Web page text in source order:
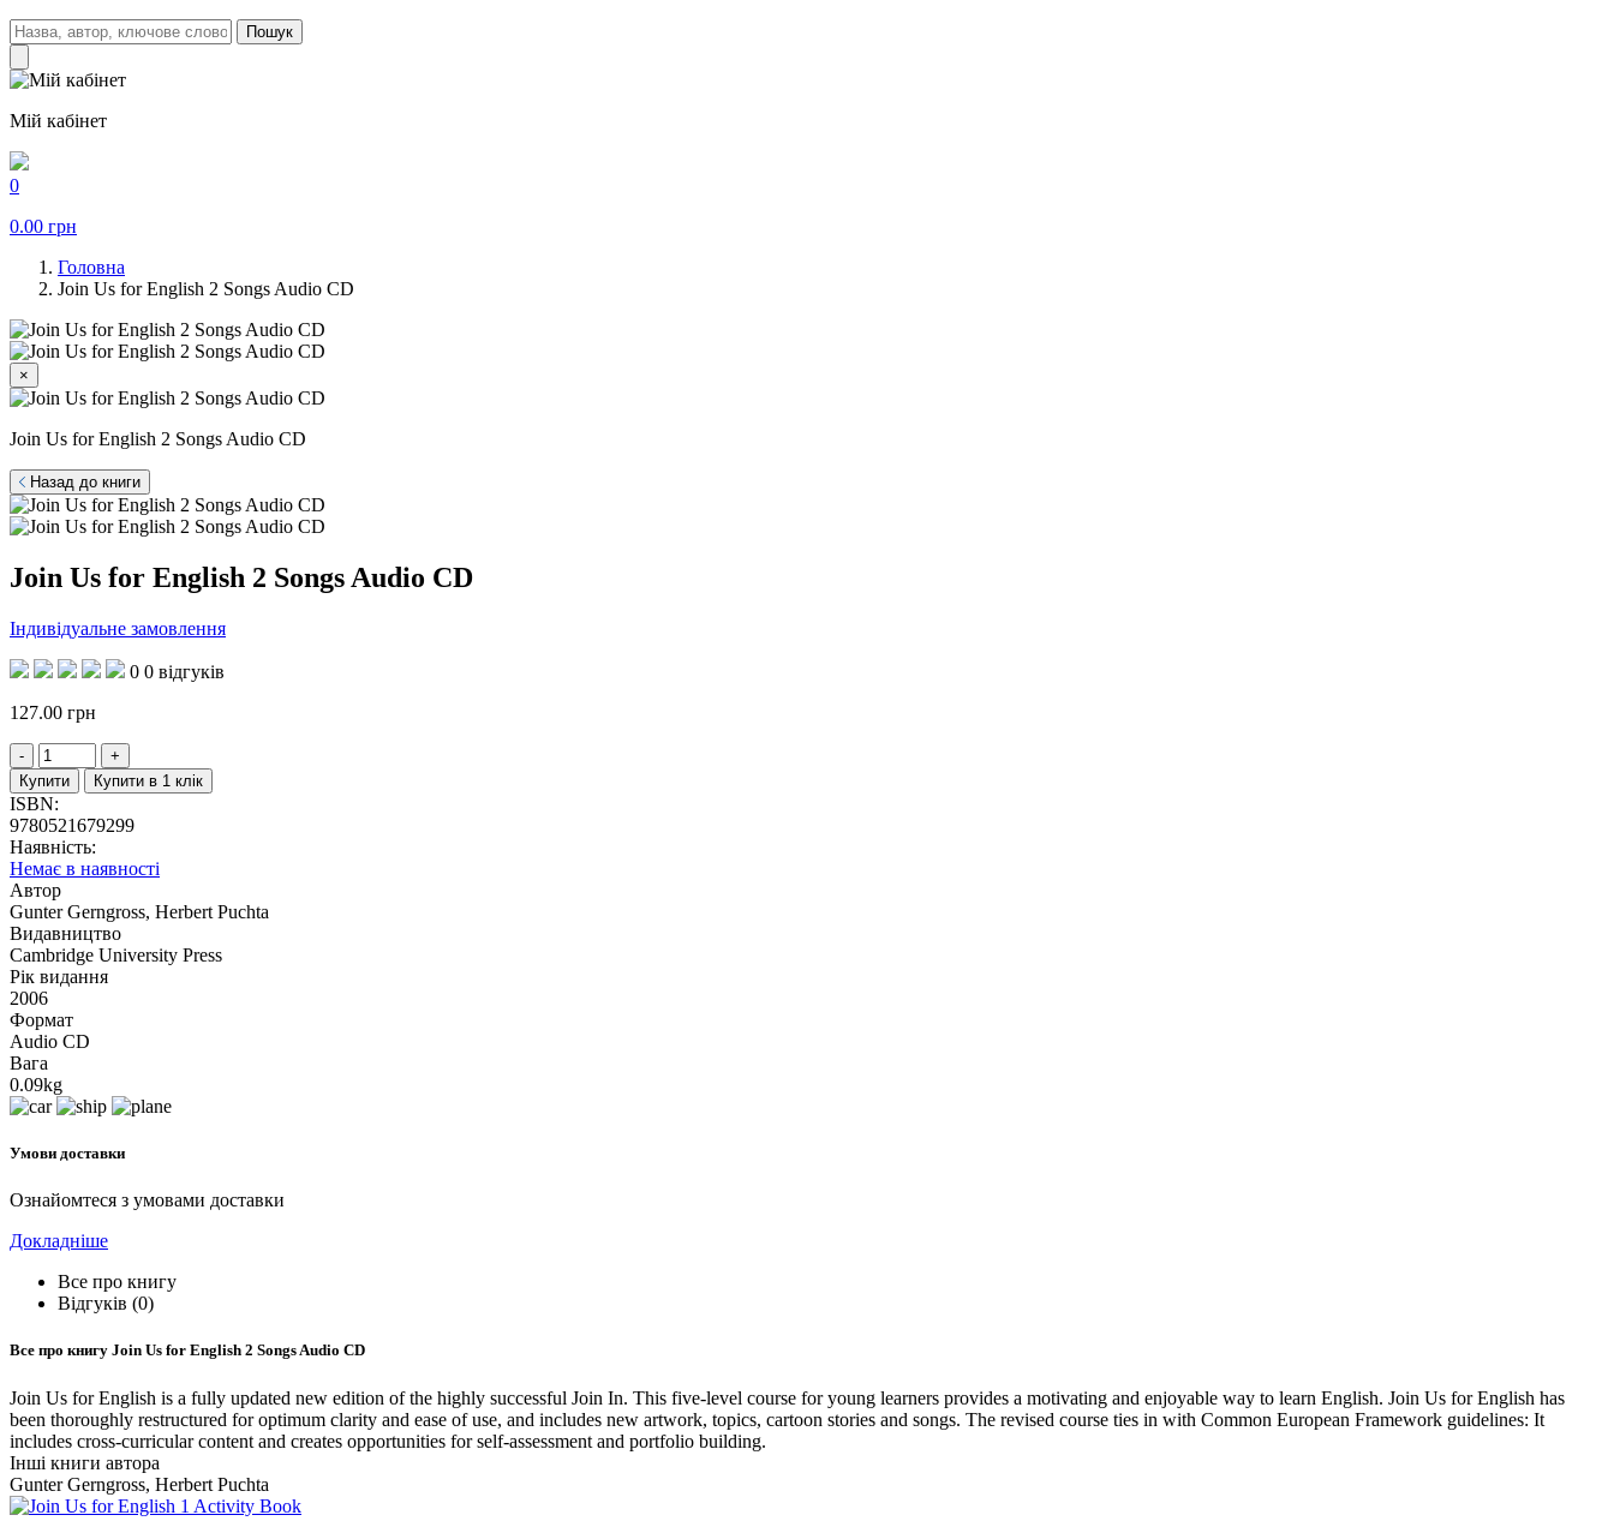
Пошук
Мій кабінет
0
0.00 грн
Головна
Join Us for English 2 Songs Audio CD
×
Join Us for English 2 Songs Audio CD
Назад до книги
Join Us for English 2 Songs Audio CD
Індивідуальне замовлення
0 0 відгуків
127.00 грн
Купити Купити в 1 клік
ISBN:
9780521679299
Наявність:
Немає в наявності
Автор
Gunter Gerngross, Herbert Puchta
Видавництво
Cambridge University Press
Рік видання
2006
Формат
Audio CD
Вага
0.09kg
Умови доставки
Ознайомтеся з умовами доставки
Докладніше
Все про книгу
Відгуків (0)
Все про книгу Join Us for English 2 Songs Audio CD
Join Us for English is a fully updated new edition of the highly successful Join In. This five-level course for young learners provides a motivating and enjoyable way to learn English. Join Us for English has
been thoroughly restructured for optimum clarity and ease of use, and includes new artwork, topics, cartoon stories and songs. The revised course ties in with Common European Framework guidelines: It
includes cross-curricular content and creates opportunities for self-assessment and portfolio building.
Інші книги автора
Gunter Gerngross, Herbert Puchta